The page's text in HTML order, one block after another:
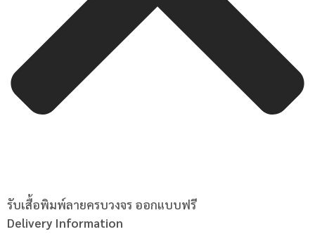
รับเสื้อพิมพ์ลายครบวงจร ออกแบบฟรี
Delivery Information